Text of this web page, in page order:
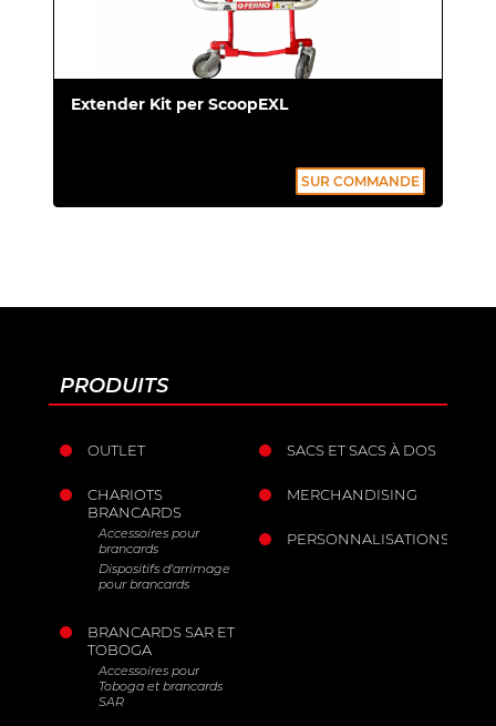
Extender Kit per ScoopEXL
SUR COMMANDE
PRODUITS
OUTLET
CHARIOTS
BRANCARDS
Accessoires pour
brancards
Dispositifs d'arrimage
pour brancards
BRANCARDS SAR ET
TOBOGA
Accessoires pour
Toboga et brancards
SAR
SACS ET SACS À DOS
MERCHANDISING
PERSONNALISATIONS